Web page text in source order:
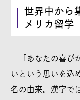
世界中から
メリカ留学
「あなたの喜び
いという思いを込
名の由来。漢字で